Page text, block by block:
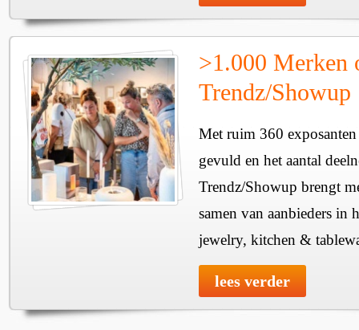
>1.000 Merken
Trendz/Showup
Met ruim 360
gevuld en het aantal
Trendz/Showup brengt
samen van aanbieders in
jewelry, kitchen &
lees verder